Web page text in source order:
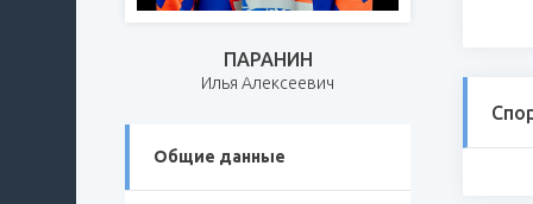
ПАРАНИН
Илья Алексеевич
Общие данные